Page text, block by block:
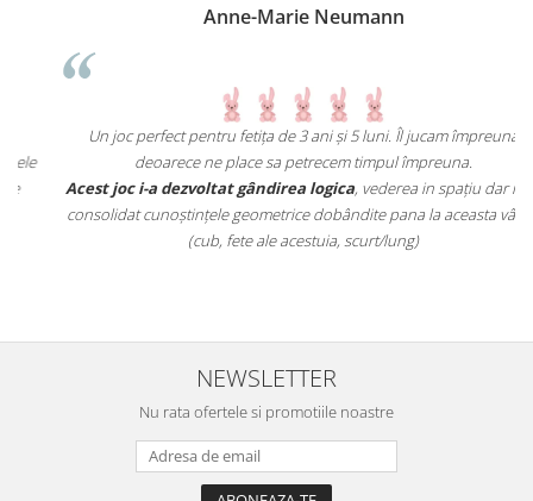
Anne-Marie Neumann
Un joc perfect pentru fetița de 3 ani și 5 luni. Îl jucam împreuna
deoarece ne place sa petrecem timpul împreuna.
Acest joc i-a dezvoltat gândirea logica, vederea in spațiu dar i-a și
consolidat cunoștințele geometrice dobândite pana la aceasta vârsta
(cub, fete ale acestuia, scurt/lung)
NEWSLETTER
Nu rata ofertele si promotiile noastre